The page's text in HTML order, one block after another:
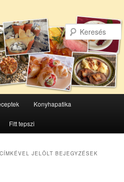
Konyhapatika
Fitt tepszi
CÍMKÉVEL JELÖLT BEJEGYZÉSEK